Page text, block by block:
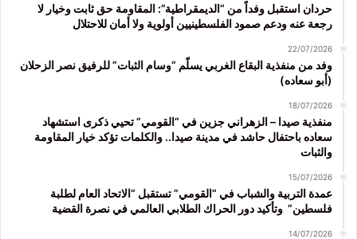
حردان استقبل وفداً من “الديمقراطية”: المقاومة حق ثابت وخيار لا
رجعة عنه ودعم صمود الفلسطينيين أولوية ولا أمان للاحتلال
22/07/2026
وفد من منفذية البقاع الغربي يسلّم “وسام الثبات” للرفيق نصر الزحلان
(أبو سعاده)
18/07/2026
منفذية صيدا – الزهراني جزين في “القومي” تحيي ذكرى استشهاد
سعاده باحتفال حاشد في مدينة صيدا.. والكلمات تؤكد خيار المقاومة
والثبات
15/07/2026
عمدة التربية والشباب في “القومي” تستقبل “الاتحاد العام لطلبة
فلسطين” وتأكيد دور الحراك الطلابي العالمي في نصرة القضية
14/07/2026